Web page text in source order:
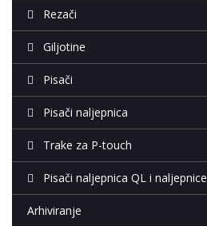
Rezači
Giljotine
Pisači
Pisači naljepnica
Trake za P-touch
Pisači naljepnica QL i naljepnice
Arhiviranje